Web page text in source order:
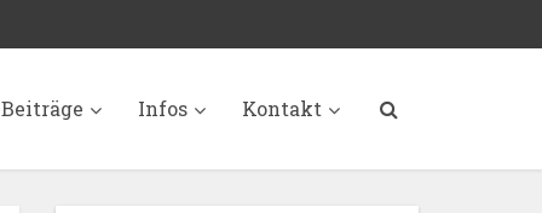
Beiträge Infos Kontakt